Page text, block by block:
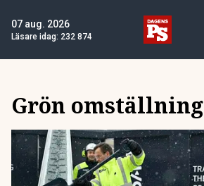
07 aug. 2026
Läsare idag: 232 874
Grön omställning